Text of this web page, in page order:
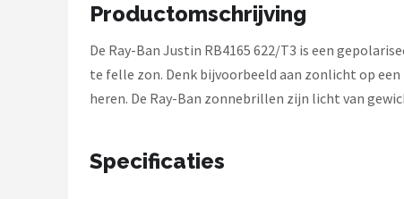
Montuurtjevoorjou
Productomschrijving
De Ray-Ban Justin RB4165 622/T3 is een
te felle zon. Denk bijvoorbeeld aan zonlicht op
heren. De Ray-Ban zonnebrillen zijn licht van
Specificaties